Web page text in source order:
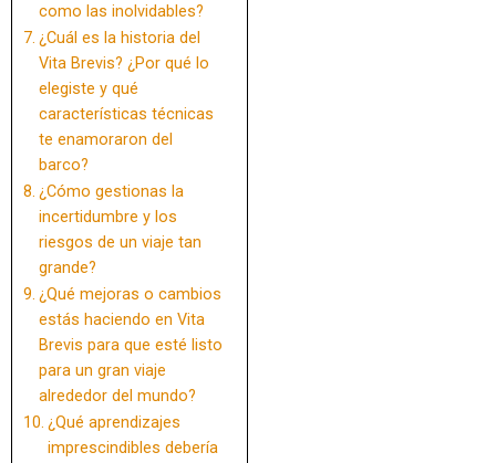
como las inolvidables?
¿Cuál es la historia del
Vita Brevis? ¿Por qué lo
elegiste y qué
características técnicas
te enamoraron del
barco?
¿Cómo gestionas la
incertidumbre y los
riesgos de un viaje tan
grande?
¿Qué mejoras o cambios
estás haciendo en Vita
Brevis para que esté listo
para un gran viaje
alrededor del mundo?
¿Qué aprendizajes
imprescindibles debería